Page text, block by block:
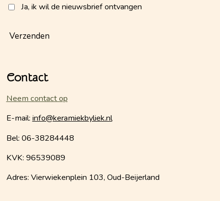
Ja, ik wil de nieuwsbrief ontvangen
Verzenden
Contact
Neem contact op
E-mail: info@keramiekbyliek.nl
Bel: 06-38284448
KVK: 96539089
Adres: Vierwiekenplein 103, Oud-Beijerland